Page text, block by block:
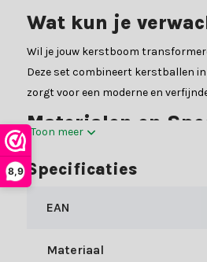
8,9
Wat kun je
Wil je jouw kerstboom
Deze set combineert kerstballen
zorgt voor een moderne en
Materialen en
Deze decoraties van Decoris zijn
16x kerstbal - 40mm
6x ijspegel ornamenten -
Toon meer
Specificaties
EAN
Materiaal